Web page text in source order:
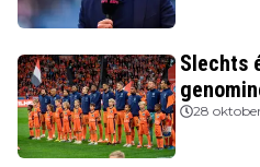
Slechts
FIFPRO
28